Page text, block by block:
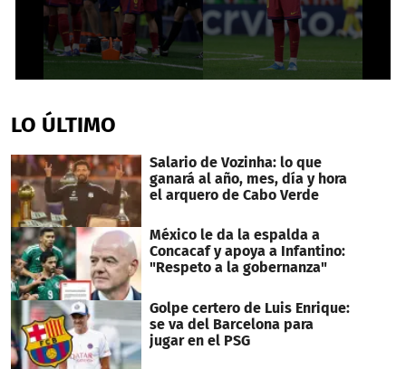
of
1
8
seconds
LO ÚLTIMO
Salario de Vozinha: lo que
ganará al año, mes, día y hora
el arquero de Cabo Verde
México le da la espalda a
Concacaf y apoya a Infantino:
"Respeto a la gobernanza"
Golpe certero de Luis Enrique:
se va del Barcelona para
jugar en el PSG